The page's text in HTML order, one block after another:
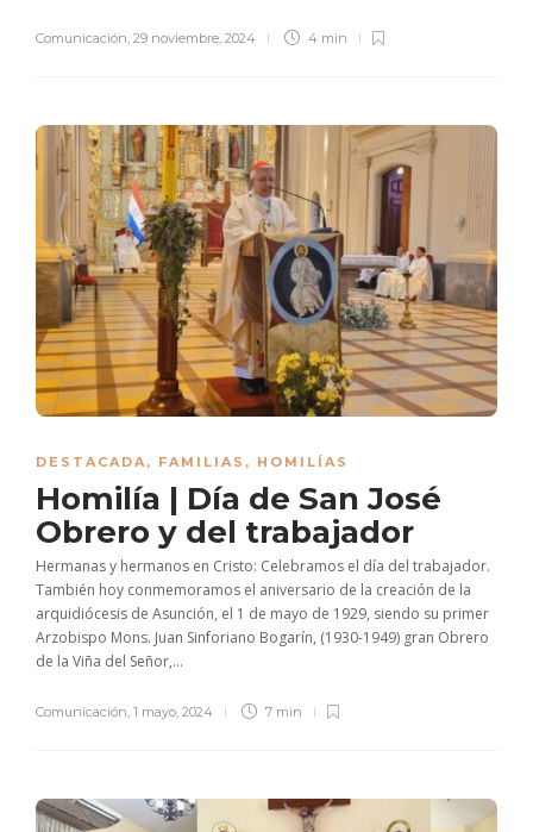
Comunicación, 29 noviembre, 2024 4 min
DESTACADA , FAMILIAS , HOMILÍAS
Homilía | Día de San José
Obrero y del trabajador
Hermanas y hermanos en Cristo: Celebramos el día del trabajador.
También hoy conmemoramos el aniversario de la creación de la
arquidiócesis de Asunción, el 1 de mayo de 1929, siendo su primer
Arzobispo Mons. Juan Sinforiano Bogarín, (1930-1949) gran Obrero
de la Viña del Señor,...
Comunicación 1 mayo, 2024 7 min